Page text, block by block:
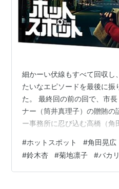
「SWITCH」7月号 フォ
ー
TV「ぼくが地球を救う」
オリーブ10月号
TV「ロッカーのハナコさ
TV女と愛とミステリー「
TV月曜ミステリー劇場「
TV「はみだし刑事情熱系
みずほ銀行CM出演
TV「ぼくの魔法使い」第
舞台温泉きのこ出演
細かーい伏線もすべて回収し
たいなエピソードを最後に振
た。 最終回の前の回で、市
ナー（筒井真理子）の贈賄の
ー事務所に忍び込む高橋（角
れをお尻のポケットに入れた
を当然気にかけていた私だっ
もスリリングな場面で存在
#ホットスポット #角田晃広
#鈴木杏 #菊地凛子 #バカ